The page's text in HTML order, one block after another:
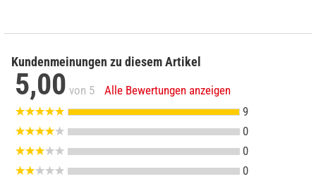
Kundenmeinungen zu diesem Artikel
5,00 von 5
Alle Bewertungen anzeigen
9
0
0
0